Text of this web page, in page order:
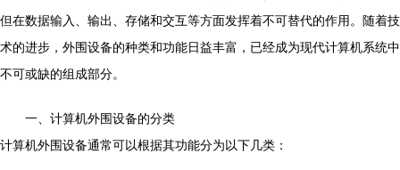
但在数据输入、输出、存储和交互等方面发挥着不可替代的作用。随着技
术的进步，外围设备的种类和功能日益丰富，已经成为现代计算机系统中
不可或缺的组成部分。
一、计算机外围设备的分类
计算机外围设备通常可以根据其功能分为以下几类：